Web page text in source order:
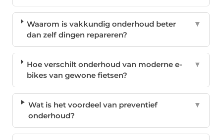
Waarom is vakkundig onderhoud beter
dan zelf dingen repareren?
▼
Hoe verschilt onderhoud van moderne e-
bikes van gewone fietsen?
▼
Wat is het voordeel van preventief
onderhoud?
▼